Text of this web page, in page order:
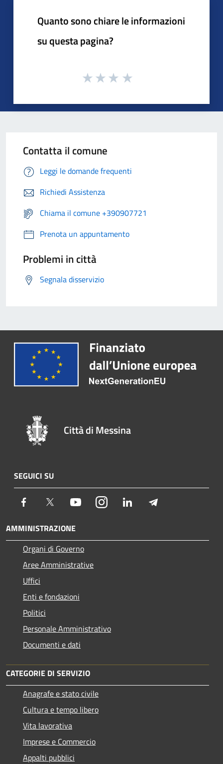
Quanto sono chiare le informazioni
su questa pagina?
Contatta il comune
Leggi le domande frequenti
Richiedi Assistenza
Chiama il comune +390907721
Prenota un appuntamento
Problemi in città
Segnala disservizio
Città di Messina
SEGUICI SU
Facebook Twitter YoutubeInstagram LinkedIn
AMMINISTRAZIONE
Organi di Governo
Aree Amministrative
Uffici
Enti e fondazioni
Politici
Personale Amministrativo
Documenti e dati
CATEGORIE DI SERVIZIO
Anagrafe e stato civile
Cultura e tempo libero
Vita lavorativa
Imprese e Commercio
Appalti pubblici